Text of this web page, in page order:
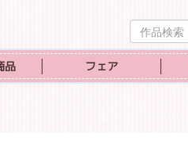
作
品
検
品 フェア